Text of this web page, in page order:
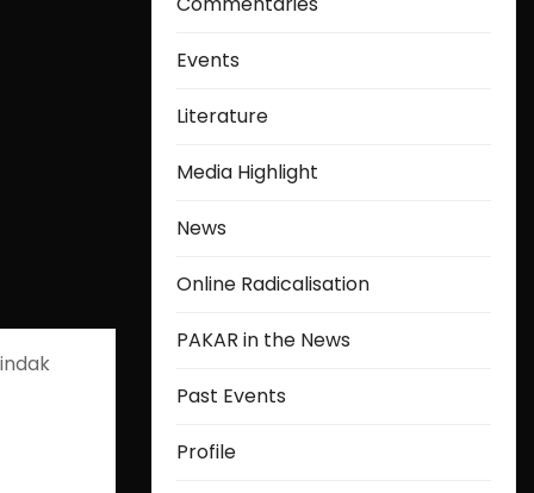
Events
Literature
Media Highlight
News
Online Radicalisation
PAKAR in the News
Past Events
Profile